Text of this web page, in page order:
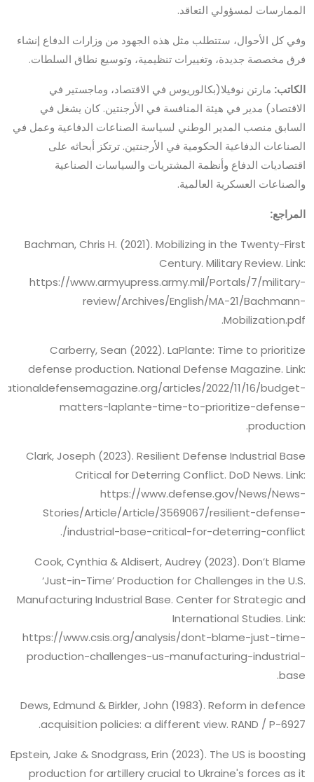
الممارسات لمسؤولي التعاقد.
وفي كل الأحوال، ستتطلب مثل هذه الجهود من وزارات الدفاع إنشاء
فرق مخصصة جديدة، وتغييرات تنظيمية، وتوسيع نطاق السلطات.
الكاتب:مارتن نوفيلا(بكالوريوس في الاقتصاد، وماجستير في
الاقتصاد) مدير في هيئة المنافسة في الأرجنتين. كان يشغل في
السابق منصب المدير الوطني لسياسة الصناعات الدفاعية وعمل في
الصناعات الدفاعية الحكومية في الأرجنتين. ترتكز أبحاثه على
اقتصاديات الدفاع وأنظمة المشتريات والسياسات الصناعية
والصناعات العسكرية العالمية.
المراجع:
Bachman, Chris H. (2021). Mobilizing in the Twenty-First
Century. Military Review. Link:
https://www.armyupress.army.mil/Portals/7/military-
review/Archives/English/MA-21/Bachmann-
Mobilization.pdf.
Carberry, Sean (2022). LaPlante: Time to prioritize
defense production. National Defense Magazine. Link:
articles/2022/11/16/budget-
matters-laplante-time-to-prioritize-defense-
production.
Clark, Joseph (2023). Resilient Defense Industrial Base
Critical for Deterring Conflict. DoD News. Link:
https://www.defense.gov/News/News-
Stories/Article/Article/3569067/resilient-defense-
industrial-base-critical-for-deterring-conflict/.
Cook, Cynthia & Aldisert, Audrey (2023). Don’t Blame
‘Just-in-Time’ Production for Challenges in the U.S.
Manufacturing Industrial Base. Center for Strategic and
International Studies. Link:
https://www.csis.org/analysis/dont-blame-just-time-
production-challenges-us-manufacturing-industrial-
base.
Dews, Edmund & Birkler, John (1983). Reform in defence
acquisition policies: a different view. RAND / P-6927.
Epstein, Jake & Snodgrass, Erin (2023). The US is boosting
production for artillery crucial to Ukraine's forces as it